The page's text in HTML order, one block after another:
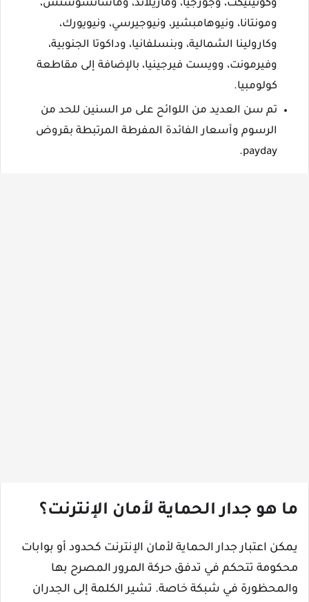
وكونيتيكت، وجورجيا، وماريلاند، وماساتشوستس،
ومونتانا، ونيوهامبشير، ونيوجيرسي، ونيويورك،
وكارولينا الشمالية، وبنسلفانيا، وداكوتا الجنوبية،
وفيرمونت، وويست فيرجينيا، بالإضافة إلى مقاطعة
كولومبيا.
تم سن العديد من اللوائح على مر السنين للحد من
الرسوم وأسعار الفائدة المفرطة المرتبطة بقروض
payday.
ما هو جدار الحماية لأمان الإنترنت؟
يمكن اعتبار جدار الحماية لأمان الإنترنت كحدود أو بوابات
محكومة تتحكم في تدفق حركة المرور المصرح بها
والمحظورة في شبكة خاصة. تشير الكلمة إلى الجدران